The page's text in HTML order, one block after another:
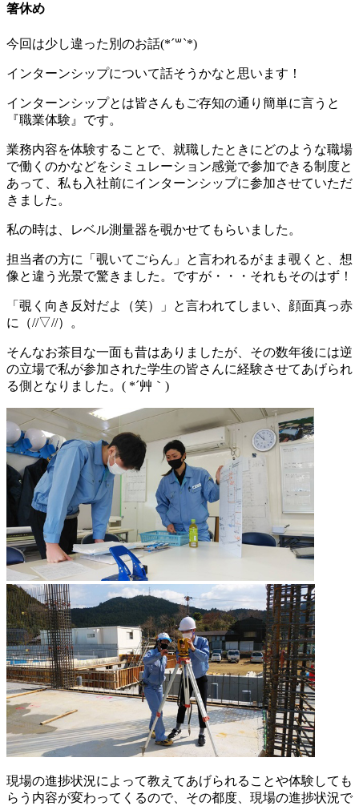
箸休め
今回は少し違った別のお話(*´꒳`*)
インターンシップについて話そうかなと思います！
インターンシップとは皆さんもご存知の通り簡単に言うと
『職業体験』です。
業務内容を体験することで、就職したときにどのような職場
で働くのかなどをシミュレーション感覚で参加できる制度と
あって、私も入社前にインターンシップに参加させていただ
きました。
私の時は、レベル測量器を覗かせてもらいました。
担当者の方に「覗いてごらん」と言われるがまま覗くと、想
像と違う光景で驚きました。ですが・・・それもそのはず！
「覗く向き反対だよ（笑）」と言われてしまい、顔面真っ赤
に（//▽//）。
そんなお茶目な一面も昔はありましたが、その数年後には逆
の立場で私が参加された学生の皆さんに経験させてあげられ
る側となりました。( *´艸｀)
現場の進捗状況によって教えてあげられることや体験しても
らう内容が変わってくるので、その都度、現場の進捗状況で